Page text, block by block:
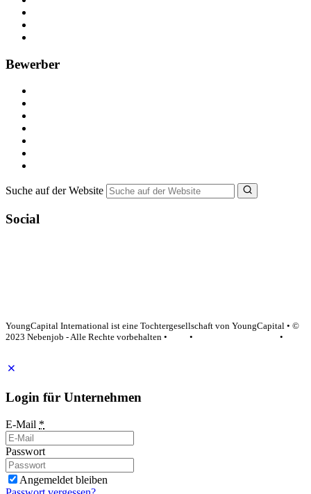
Bewerber
Suche auf der Website
Social
YoungCapital International ist eine Tochtergesellschaft von YoungCapital • ©
2023 Nebenjob - Alle Rechte vorbehalten •
•
•
Login für Unternehmen
E-Mail *
Passwort
Angemeldet bleiben